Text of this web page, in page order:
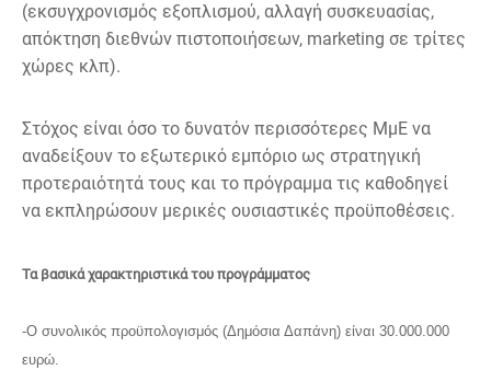
(εκσυγχρονισμός εξοπλισμού, αλλαγή συσκευασίας,
απόκτηση διεθνών πιστοποιήσεων, marketing σε τρίτες
χώρες κλπ).
Στόχος είναι όσο το δυνατόν περισσότερες ΜμΕ να
αναδείξουν το εξωτερικό εμπόριο ως στρατηγική
προτεραιότητά τους και το πρόγραμμα τις καθοδηγεί
να εκπληρώσουν μερικές ουσιαστικές προϋποθέσεις.
Τα βασικά χαρακτηριστικά του προγράμματος
-O συνολικός προϋπολογισμός (Δημόσια Δαπάνη) είναι 30.000.000
ευρώ.